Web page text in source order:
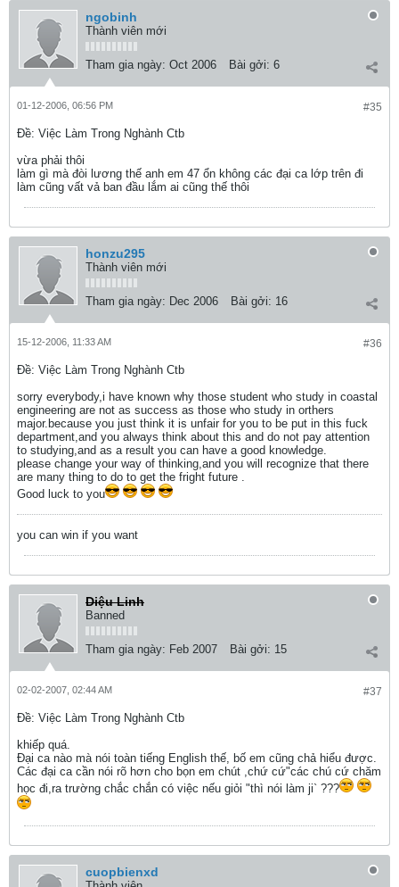
ngobinh
Thành viên mới
Tham gia ngày: Oct 2006 Bài gởi: 6
#35
01-12-2006, 06:56 PM
Ðề: Việc Làm Trong Nghành Ctb
vừa phải thôi
làm gì mà đòi lương thế anh em 47 ổn không các đại ca lớp trên đi
làm cũng vất vả ban đầu lắm ai cũng thế thôi
honzu295
Thành viên mới
Tham gia ngày: Dec 2006 Bài gởi: 16
#36
15-12-2006, 11:33 AM
Ðề: Việc Làm Trong Nghành Ctb
sorry everybody,i have known why those student who study in coastal
engineering are not as success as those who study in orthers
major.because you just think it is unfair for you to be put in this fuck
department,and you always think about this and do not pay attention
to studying,and as a result you can have a good knowledge.
please change your way of thinking,and you will recognize that there
are many thing to do to get the fright future .
Good luck to you
you can win if you want
Diệu Linh
Banned
Tham gia ngày: Feb 2007 Bài gởi: 15
#37
02-02-2007, 02:44 AM
Ðề: Việc Làm Trong Nghành Ctb
khiếp quá.
Đại ca nào mà nói toàn tiếng English thế, bố em cũng chả hiểu được.
Các đại ca cần nói rõ hơn cho bọn em chút ,chứ cứ"các chú cứ chăm
học đi,ra trường chắc chắn có việc nếu giỏi "thì nói làm ji` ???
cuopbienxd